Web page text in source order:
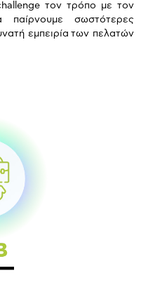
τον τρόπο με τον
παίρνουμε σωστότερες
εμπειρία των πελατών